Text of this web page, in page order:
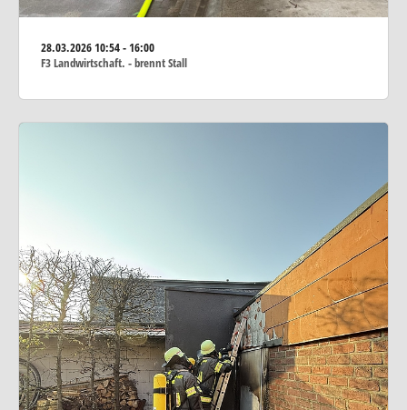
28.03.202610:54 - 16:00
F3 Landwirtschaft. - brennt Stall